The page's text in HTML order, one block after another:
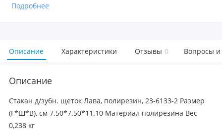
Подробнее
Описание Характеристики Отзывы 0 Вопросы и
Описание
Стакан д/зубн. щеток Лава, полирезин, 23-6133-2 Размер
(Г*Ш*В), см 7.50*7.50*11.10 Материал полирезина Вес
0,238 кг